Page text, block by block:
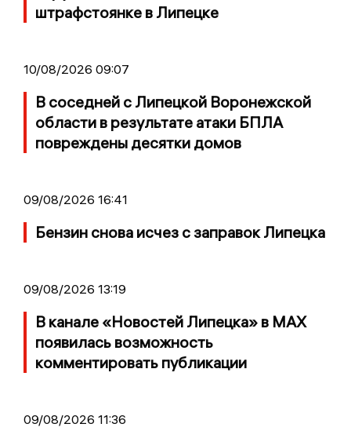
штрафстоянке в Липецке
10/08/2026 09:07
В соседней с Липецкой Воронежской
области в результате атаки БПЛА
повреждены десятки домов
09/08/2026 16:41
Бензин снова исчез с заправок Липецка
09/08/2026 13:19
В канале «Новостей Липецка» в MAX
появилась возможность
комментировать публикации
09/08/2026 11:36